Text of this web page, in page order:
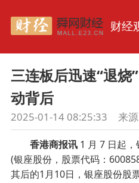
财经
三连板后迅速“退烧
动背后
2025-01-14 08:25:33 来
香港商报讯1 月 7 日起，
(银座股份，股票代码：
其后的1月10日，银座股份股